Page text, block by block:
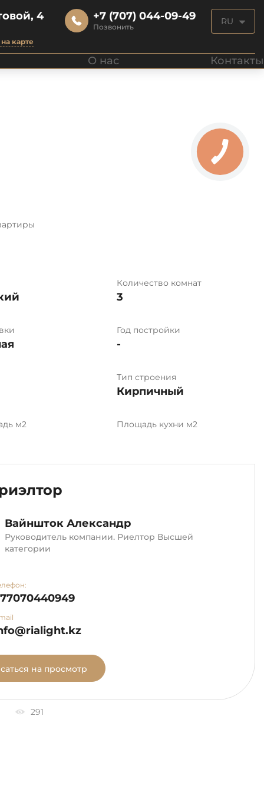
4
карте
+7 (707) 044-09-49
Позвонить
RU
О нас Контакты
Количество комнат
3
Год постройки
-
Тип строения
Кирпичный
м2 Площадь кухни м2
Вайншток Александр
Руководитель компании. Риелтор Высшей
категории
на просмотр
291